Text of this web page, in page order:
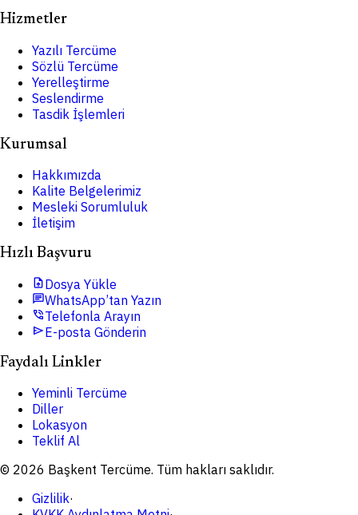
Hizmetler
Yazılı Tercüme
Sözlü Tercüme
Yerelleştirme
Seslendirme
Tasdik İşlemleri
Kurumsal
Hakkımızda
Kalite Belgelerimiz
Mesleki Sorumluluk
İletişim
Hızlı Başvuru
upload_fileDosya Yükle
chatWhatsApp’tan Yazın
phone_in_talkTelefonla Arayın
sendE-posta Gönderin
Faydalı Linkler
Yeminli Tercüme
Diller
Lokasyon
Teklif Al
© 2026 Başkent Tercüme. Tüm hakları saklıdır.
Gizlilik·